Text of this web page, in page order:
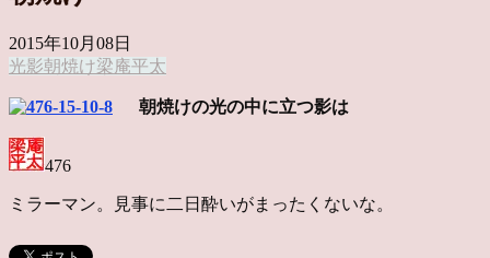
2015年10月08日
光影朝焼け梁庵平太
朝焼けの光の中に立つ影は
476
ミラーマン。見事に二日酔いがまったくないな。